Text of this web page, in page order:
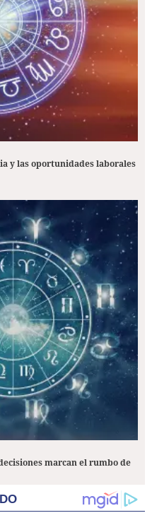
y las oportunidades laborales
marcan el rumbo de